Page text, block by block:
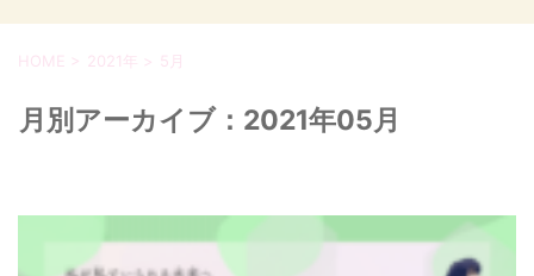
HOME > 2021年 > 5月
月別アーカイブ：2021年05月